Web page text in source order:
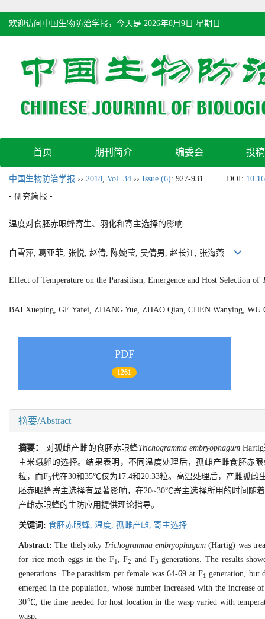
欢迎访问中国生物防治学报，今天是 2026年8月9日 星期日
首页 期刊简介 编委会 投
中国生物防治学报 ›› 2018, Vol. 34 ›› Issue (6): 927-931. DOI:
• 研究简报 •
温度对食胚赤眼蜂寄生、羽化和寄主选择的影响
白雪萍, 葛亚菲, 张悦, 赵倩, 陈婉莹, 吴倩男, 赵长江, 张海燕
Effect of Temperature on the Parasitism, Emergence and Host Selection of
BAI Xueping, GE Yafei, ZHANG Yue, ZHAO Qian, CHEN Wanying,
PDF
1261
摘要/Abstract
摘要： 对孤雌产雌的食胚赤眼蜂Trichogramma embryophagumHartig
主米蛾卵的选择。结果表明，不同温度处理后，孤雌产雌食胚赤
粒，而F3代在30和35℃仅为17.4和20.33粒。高温处理后，产雌孤
胚赤眼蜂寄主选择有显著影响，在20~30℃寄主选择所用的时间随
产雌赤眼蜂的生防应用提供理论指导。
关键词: 食胚赤眼蜂, 温度, 孤雌产雌, 寄主选择
Abstract:The thelytoky Trichogramma embryophagum (Hartig) was
for rice moth eggs in the F1 , F2 and F3 generations. The results
generations. The parasitism per female was 64-69 at F1
generation, but
emerged in the population, whose number increased with the increase
30℃, the time needed for host location in the wasp varied with
wasp.